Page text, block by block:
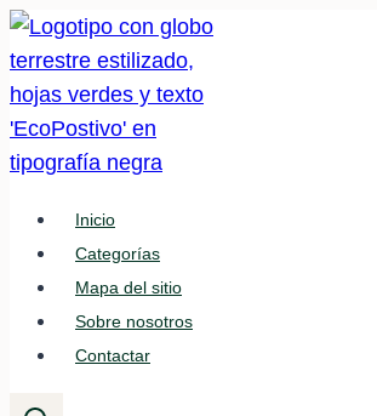
Saltar
al
contenido
Inicio
Categorías
Mapa del sitio
Sobre nosotros
Contactar